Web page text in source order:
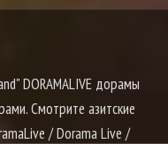
DORAMALIVE дорамы
Смотрите азитские
/ Dorama Live /